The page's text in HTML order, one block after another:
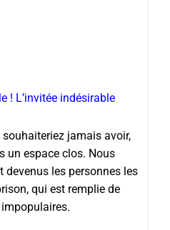
! L’invitée indésirable
jamais avoir,
un espace clos. Nous
les personnes les
qui est remplie de